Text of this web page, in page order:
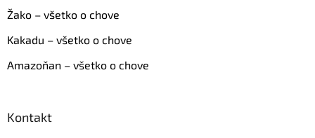
Žako – všetko o chove
Kakadu – všetko o chove
Amazoňan – všetko o chove
Kontakt